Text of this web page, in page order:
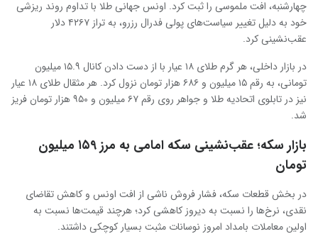
چهارشنبه، افت ملموسی را ثبت کرد. اونس جهانی طلا با تداوم روند ریزشی
خود به دلیل تغییر سیاست‌های پولی فدرال رزرو، به تراز ۴۲۶۷ دلار
عقب‌نشینی کرد.
در بازار داخلی، هر گرم طلای ۱۸ عیار با از دست دادن کانال ۱۵.۹ میلیون
تومانی، به رقم ۱۵ میلیون و ۶۸۶ هزار تومان نزول کرد. هر مثقال طلای ۱۸ عیار
نیز در تابلوی اتحادیه طلا و جواهر روی رقم ۶۷ میلیون و ۹۵۰ هزار تومان فریز
شد.
بازار سکه؛ عقب‌نشینی سکه امامی به مرز ۱۵۹ میلیون
تومان
در بخش قطعات سکه، فشار فروش ناشی از افت اونس و کاهش تقاضای
نقدی، نرخ‌ها را نسبت به دیروز کاهشی کرد؛ هرچند قیمت‌ها نسبت به
اولین معاملات بامداد امروز نوسانات مثبت بسیار کوچکی داشتند.